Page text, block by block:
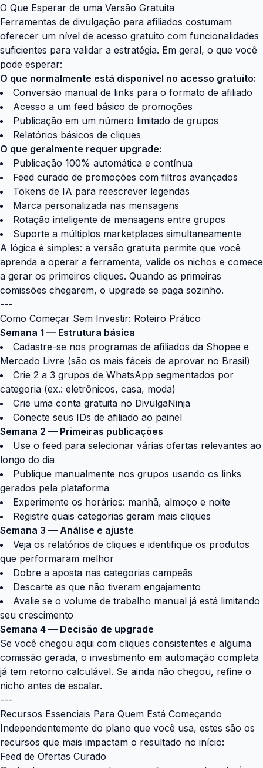
O Que Esperar de uma Versão Gratuita
Ferramentas de divulgação para afiliados costumam
oferecer um nível de acesso gratuito com funcionalidades
suficientes para validar a estratégia. Em geral, o que você
pode esperar:
O que normalmente está disponível no acesso gratuito:
Conversão manual de links para o formato de afiliado
Acesso a um feed básico de promoções
Publicação em um número limitado de grupos
Relatórios básicos de cliques
O que geralmente requer upgrade:
Publicação 100% automática e contínua
Feed curado de promoções com filtros avançados
Tokens de IA para reescrever legendas
Marca personalizada nas mensagens
Rotação inteligente de mensagens entre grupos
Suporte a múltiplos marketplaces simultaneamente
A lógica é simples: a versão gratuita permite que você
aprenda a operar a ferramenta, valide os nichos e comece
a gerar os primeiros cliques. Quando as primeiras
comissões chegarem, o upgrade se paga sozinho.
---
Como Começar Sem Investir: Roteiro Prático
Semana 1 — Estrutura básica
Cadastre-se nos programas de afiliados da Shopee e
Mercado Livre (são os mais fáceis de aprovar no Brasil)
Crie 2 a 3 grupos de WhatsApp segmentados por
categoria (ex.: eletrônicos, casa, moda)
Crie uma conta gratuita no DivulgaNinja
Conecte seus IDs de afiliado ao painel
Semana 2 — Primeiras publicações
Use o feed para selecionar várias ofertas relevantes ao
longo do dia
Publique manualmente nos grupos usando os links
gerados pela plataforma
Experimente os horários: manhã, almoço e noite
Registre quais categorias geram mais cliques
Semana 3 — Análise e ajuste
Veja os relatórios de cliques e identifique os produtos
que performaram melhor
Dobre a aposta nas categorias campeãs
Descarte as que não tiveram engajamento
Avalie se o volume de trabalho manual já está limitando
seu crescimento
Semana 4 — Decisão de upgrade
Se você chegou aqui com cliques consistentes e alguma
comissão gerada, o investimento em automação completa
já tem retorno calculável. Se ainda não chegou, refine o
nicho antes de escalar.
---
Recursos Essenciais Para Quem Está Começando
Independentemente do plano que você usa, estes são os
recursos que mais impactam o resultado no início:
Feed de Ofertas Curado